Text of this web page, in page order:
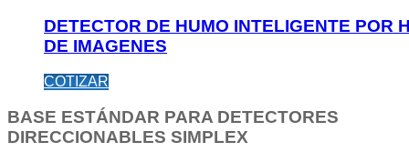
DETECTOR DE HUMO INTELIGENTE POR
DE IMAGENES
COTIZAR
BASE ESTÁNDAR PARA DETECTORES
DIRECCIONABLES SIMPLEX